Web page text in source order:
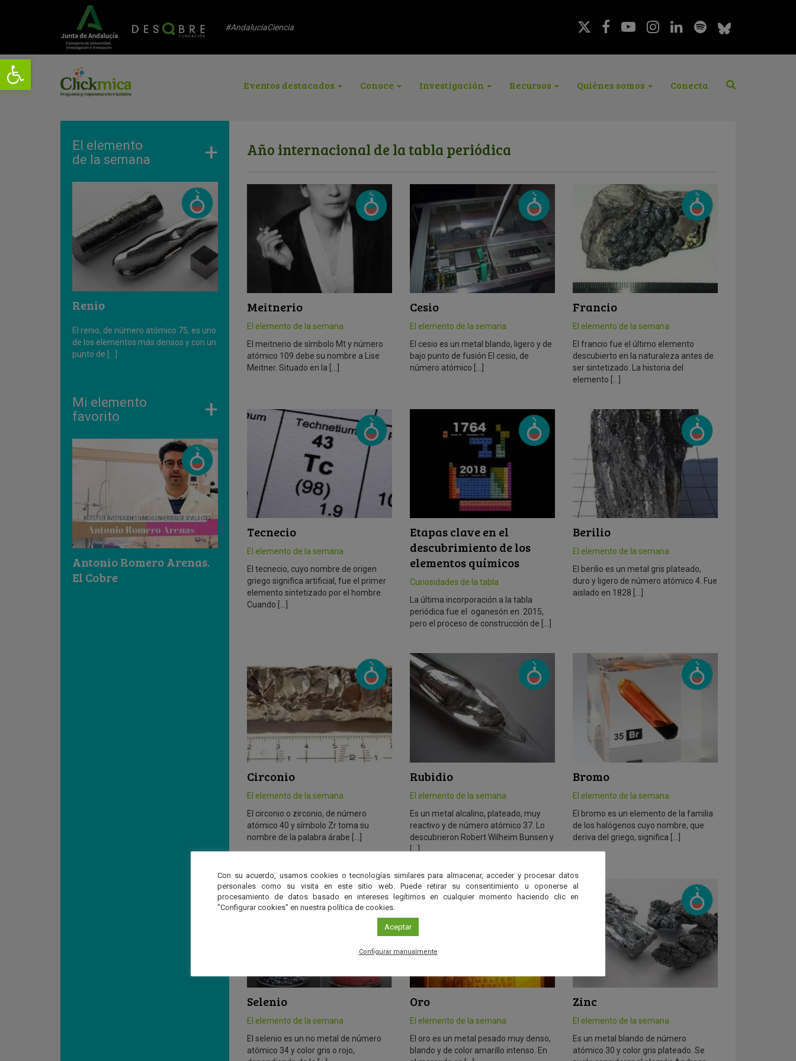
#AndalucíaCiencia
Eventos destacados Conoce Investigación Recursos Quiénes somos Conecta
El elemento
de la semana
+
Renio
El renio, de número atómico 75, es uno
de los elementos más densos y con un
punto de […]
Mi elemento
favorito
+
Antonio Romero Arenas.
El Cobre
Año internacional de la tabla periódica
Meitnerio
El elemento de la semana
El meitnerio de símbolo Mt y número
atómico 109 debe su nombre a Lise
Meitner. Situado en la […]
Cesio
El elemento de la semana
El cesio es un metal blando, ligero y de
bajo punto de fusión El cesio, de
número atómico […]
Francio
El elemento de la semana
El francio fue el último elemento
descubierto en la naturaleza antes de
ser sintetizado. La historia del
elemento […]
Tecnecio
El elemento de la semana
El tecnecio, cuyo nombre de origen
griego significa artificial, fue el primer
elemento sintetizado por el hombre.
Cuando […]
Etapas clave en el
descubrimiento de los
elementos químicos
Curiosidades de la tabla
La última incorporación a la tabla
periódica fue el oganesón en 2015,
pero el proceso de construcción de […]
Berilio
El elemento de la semana
El berilio es un metal gris plateado,
duro y ligero de número atómico 4. Fue
aislado en 1828 […]
Circonio
El elemento de la semana
El circonio o zirconio, de número
atómico 40 y símbolo Zr toma su
nombre de la palabra árabe […]
Rubidio
El elemento de la semana
Es un metal alcalino, plateado, muy
reactivo y de número atómico 37. Lo
descubrieron Robert Wilheim Bunsen y
Bromo
El elemento de la semana
El bromo es un elemento de la familia
de los halógenos cuyo nombre, que
deriva del griego, significa […]
Selenio
El elemento de la semana
El selenio es un no metal de número
atómico 34 y color gris o rojo,
Oro
El elemento de la semana
El oro es un metal pesado muy denso,
blando y de color amarillo intenso. En
Zinc
El elemento de la semana
Es un metal blando de número
atómico 30 y color gris plateado. Se
Con su acuerdo, usamos cookies o tecnologías similares para almacenar, acceder y procesar datos
personales como su visita en este sitio web. Puede retirar su consentimiento u oponerse al
procesamiento de datos basado en intereses legítimos en cualquier momento haciendo clic en
"Configurar cookies" en nuestra política de cookies.
Aceptar
Configurar manualmente